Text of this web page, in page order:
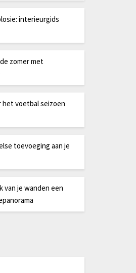
interieurgids
zomer met
het voetbal seizoen
toevoeging aan je
van je wanden een